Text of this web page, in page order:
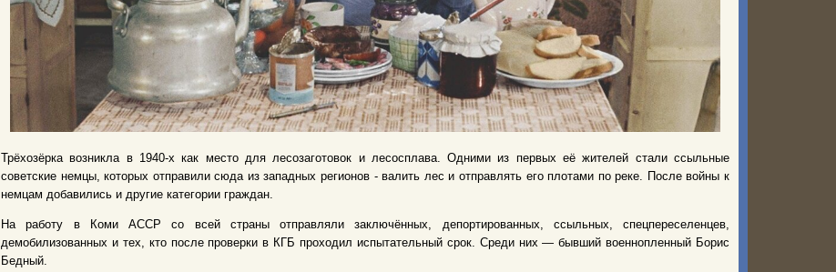
Трёхозёрка возникла в 1940-х как место для лесозаготовок и лесосплава. Одними из первых её жителей стали ссыльные
советские немцы, которых отправили сюда из западных регионов - валить лес и отправлять его плотами по реке. После войны к
немцам добавились и другие категории граждан.
На работу в Коми АССР со всей страны отправляли заключённых, депортированных, ссыльных, спецпереселенцев,
демобилизованных и тех, кто после проверки в КГБ проходил испытательный срок. Среди них — бывший военнопленный Борис
Бедный.